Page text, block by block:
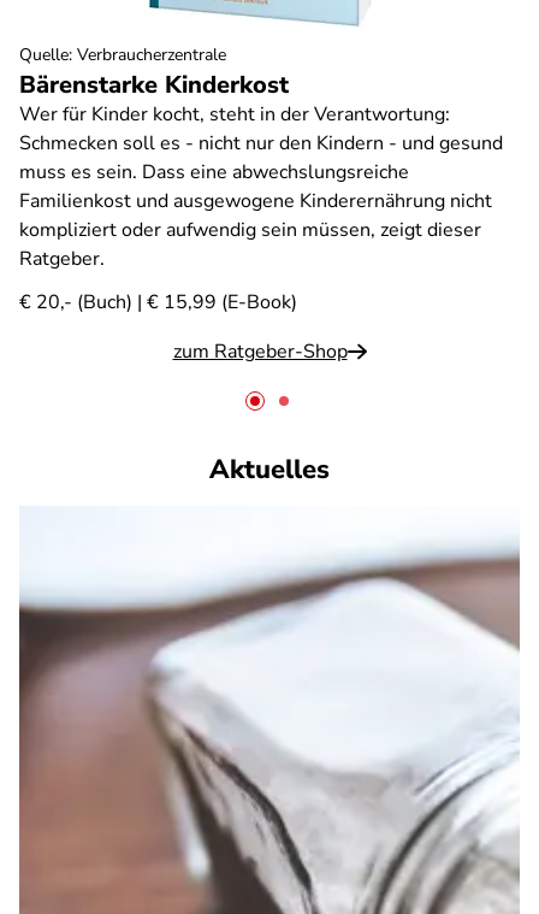
Bärenstarke Kinderkost
Wer für Kinder kocht, steht in der Verantwortung:
Schmecken soll es - nicht nur den Kindern - und gesund
muss es sein. Dass eine abwechslungsreiche
Familienkost und ausgewogene Kinderernährung nicht
kompliziert oder aufwendig sein müssen, zeigt dieser
Ratgeber.
€ 20,- (Buch) | € 15,99 (E-Book)
zum Ratgeber-Shop
Quelle: Verbraucherzentrale
Aktuelles